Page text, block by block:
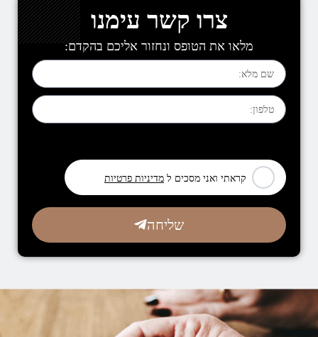
צרו קשר עימנו
מלאו את הטופס ונחזור אליכם בהקדם:
קראתי ואני מסכים ל מדיניות פרטיות
שליחה